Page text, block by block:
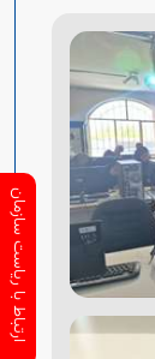
ارتباط با ریاست سازمان